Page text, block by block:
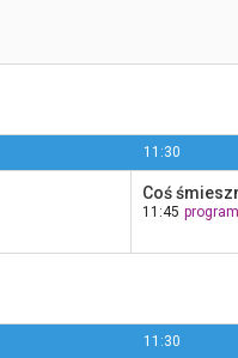
11:30
Coś
11:45
11:30